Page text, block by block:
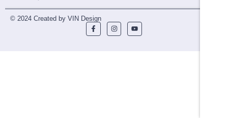
© 2024 Created by VIN Design